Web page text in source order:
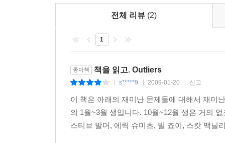
전체 리뷰 (2)
1
종이책 책을 읽고. Outliers
s*****9 2009-01-20 신고
이 책은 아래의 재미난 문제들에 대해서 재미
의 1월~3월 생입니다. 10월~12월 생은 거의
스티브 발머, 에릭 슈미츠, 빌 죠이, 스캇 맥닐